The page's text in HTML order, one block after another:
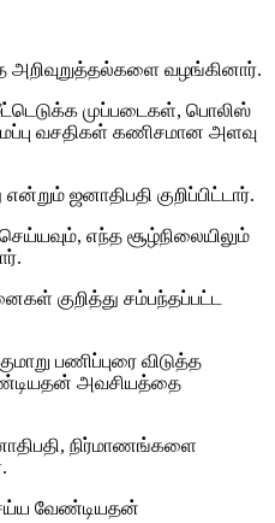
அறிவுறுத்தல்களை வழங்கினார்.
முப்படைகள், பொலிஸ்
வசதிகள் கணிசமான அளவு
ஜனாதிபதி குறிப்பிட்டார்.
எந்த சூழ்நிலையிலும்
குறித்து சம்பந்தப்பட்ட
பணிப்புரை விடுத்த
அவசியத்தை
நிர்மாணங்களை
வேண்டியதன்